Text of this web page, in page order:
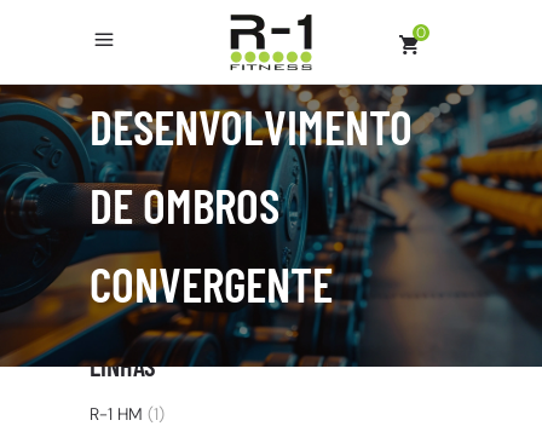
0
DESENVOLVIMENTO
DE OMBROS
CONVERGENTE
LINHAS
R-1 HM (1)